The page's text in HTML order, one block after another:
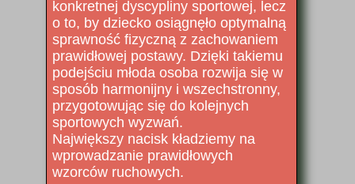
konkretnej dyscypliny sportowej, lecz
o to, by dziecko osiągnęło optymalną
sprawność fizyczną z zachowaniem
prawidłowej postawy. Dzięki takiemu
podejściu młoda osoba rozwija się w
sposób harmonijny i wszechstronny,
przygotowując się do kolejnych
sportowych wyzwań.
Największy nacisk kładziemy na
wprowadzanie prawidłowych
wzorców ruchowych.